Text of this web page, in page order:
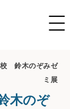
校 鈴木のぞみゼ
ミ展
木のぞ